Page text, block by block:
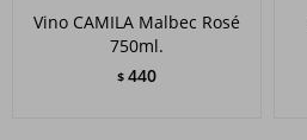
Vino CAMILA Malbec Rosé
750ml.
$ 440